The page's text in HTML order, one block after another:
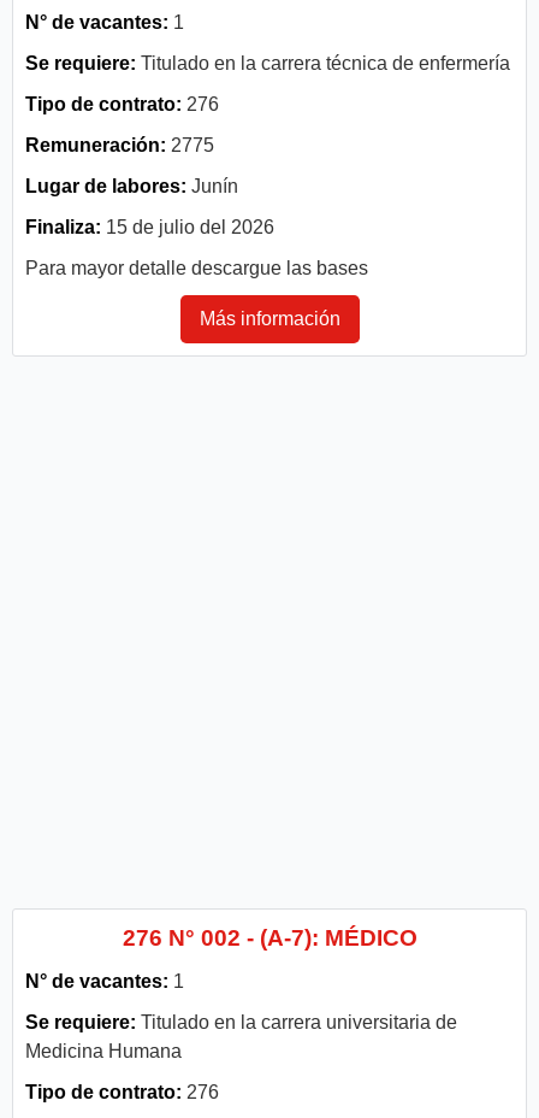
N° de vacantes: 1
Se requiere: Titulado en la carrera técnica de enfermería
Tipo de contrato: 276
Remuneración: 2775
Lugar de labores: Junín
Finaliza: 15 de julio del 2026
Para mayor detalle descargue las bases
Más información
276 N° 002 - (A-7): MÉDICO
N° de vacantes: 1
Se requiere: Titulado en la carrera universitaria de
Medicina Humana
Tipo de contrato: 276